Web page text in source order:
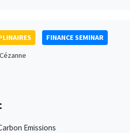
FINANCE SEMINAR
Emissions